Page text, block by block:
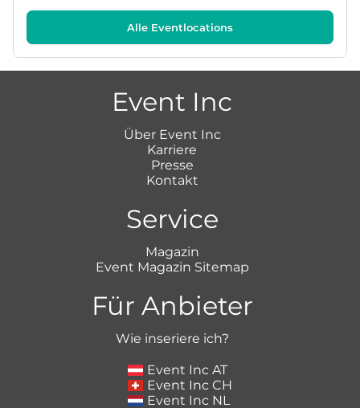
Alle Eventlocations
Event Inc
Über Event Inc
Karriere
Presse
Kontakt
Service
Magazin
Event Magazin Sitemap
Für Anbieter
Wie inseriere ich?
Event Inc AT
Event Inc CH
Event Inc NL